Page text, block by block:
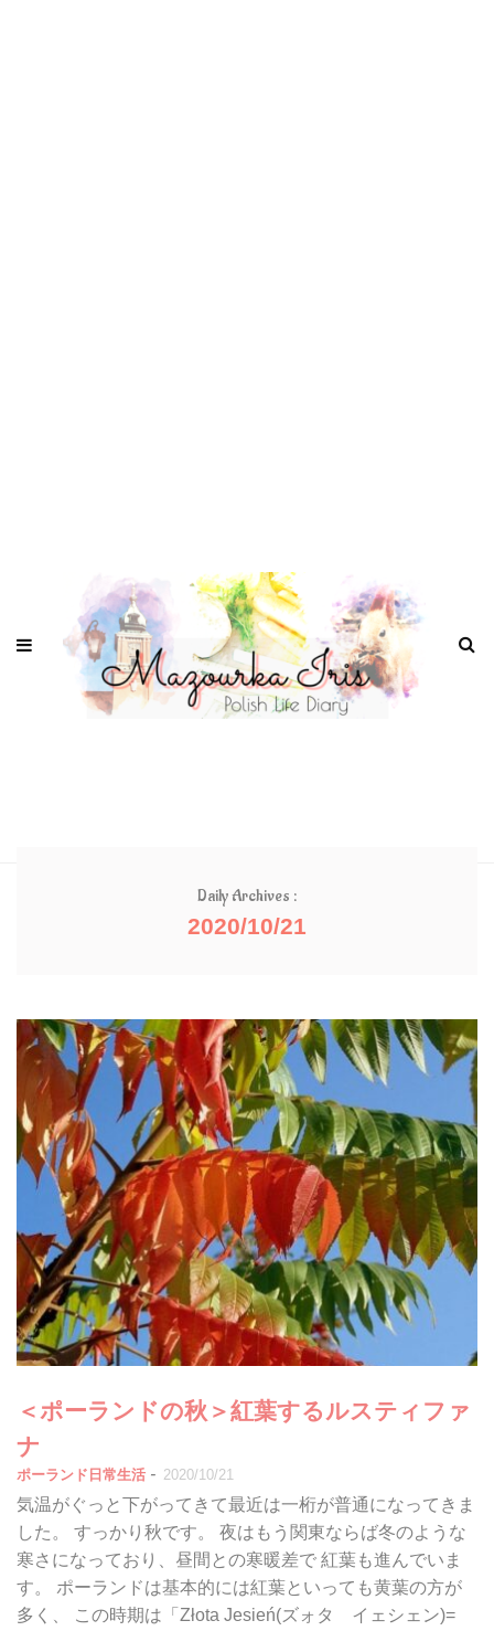
Daily Archives :
2020/10/21
＜ポーランドの秋＞紅葉するルスティファ
ナ
ポーランド日常生活 - 2020/10/21
気温がぐっと下がってきて最近は一桁が普通になってきま
した。 すっかり秋です。 夜はもう関東ならば冬のような
寒さになっており、昼間との寒暖差で 紅葉も進んでいま
す。 ポーランドは基本的には紅葉といっても黄葉の方が
多く、 この時期は「Złota Jesień(ズォタ イェシェン)=